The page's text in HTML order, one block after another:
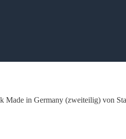
Made in Germany (zweiteilig) von